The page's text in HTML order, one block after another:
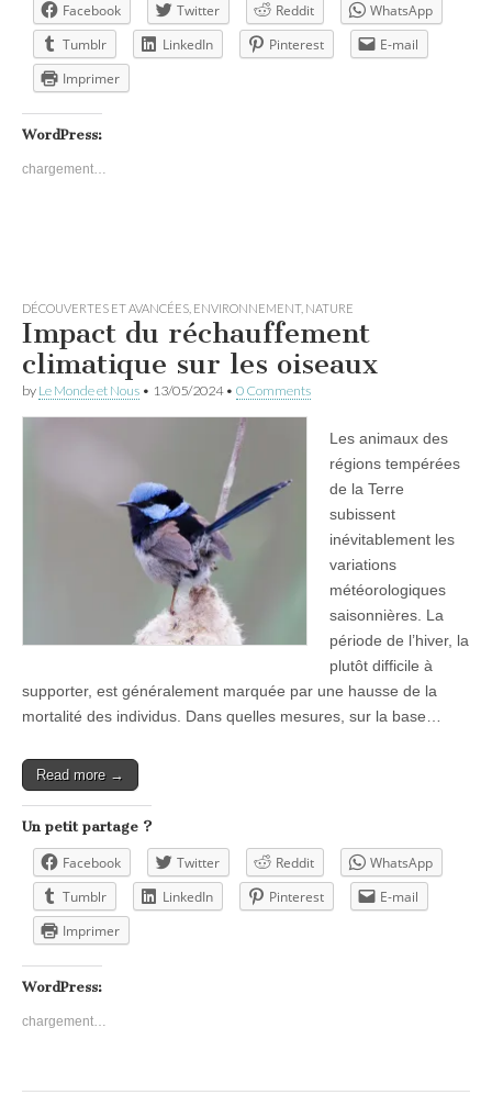
Facebook Twitter Reddit
WhatsApp
Tumblr
LinkedIn Pinterest
E-mail
Imprimer
WordPress:
chargement…
DÉCOUVERTES ET AVANCÉES ENVIRONNEMENT, NATURE
Impact du réchauffement
climatique sur les oiseaux
by Le Monde et Nous • 13/05/2024• 0 Comments
Les animaux des
régions tempérées
de la Terre
subissent
inévitablement les
variations
météorologiques
saisonnières. La
période de l’hiver, la
plutôt difficile à
supporter, est généralement marquée par une hausse de la
mortalité des individus. Dans quelles mesures, sur la base…
Read more →
Un petit partage ?
Facebook Twitter Reddit
WhatsApp
Tumblr
LinkedIn Pinterest
E-mail
Imprimer
WordPress:
chargement…